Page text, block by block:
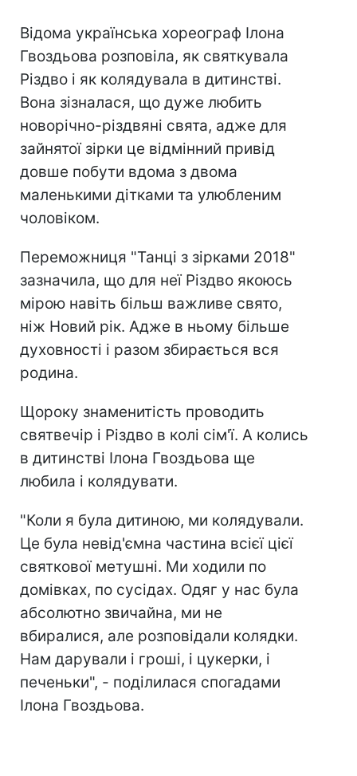
Відома українська хореограф Ілона
Гвоздьова розповіла, як святкувала
Різдво і як колядувала в дитинстві.
Вона зізналася, що дуже любить
новорічно-різдвяні свята, адже для
зайнятої зірки це відмінний привід
довше побути вдома з двома
маленькими дітками та улюбленим
чоловіком.
Переможниця "Танці з зірками 2018"
зазначила, що для неї Різдво якоюсь
мірою навіть більш важливе свято,
ніж Новий рік. Адже в ньому більше
духовності і разом збирається вся
родина.
Щороку знаменитість проводить
святвечір і Різдво в колі сім'ї. А колись
в дитинстві Ілона Гвоздьова ще
любила і колядувати.
"Коли я була дитиною, ми колядували.
Це була невід'ємна частина всієї цієї
святкової метушні. Ми ходили по
домівках, по сусідах. Одяг у нас була
абсолютно звичайна, ми не
вбиралися, але розповідали колядки.
Нам дарували і гроші, і цукерки, і
печеньки", - поділилася спогадами
Ілона Гвоздьова.